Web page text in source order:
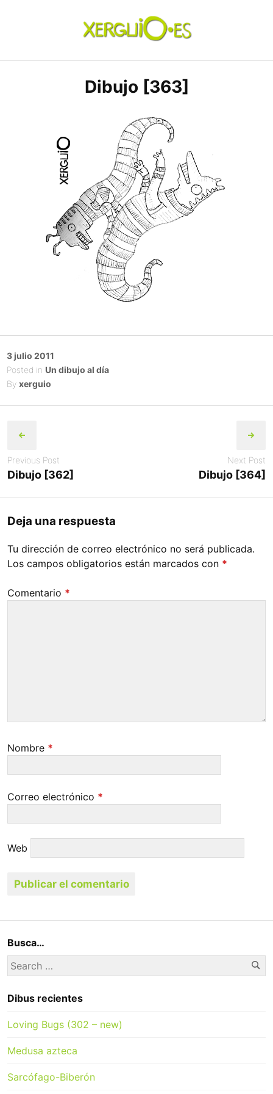
xerguio.ES | ilustración
Dibujo [363]
Posted
on
3 julio 2011
Posted in Un dibujo al día
By xerguio
navigation
Previous Post
Dibujo [362]
Next Post
Dibujo [364]
Deja una respuesta
Tu dirección de correo electrónico no será publicada.
Los campos obligatorios están marcados con *
Comentario *
Nombre *
Correo electrónico *
Web
Busca…
Search
for:
Dibus recientes
Loving Bugs (302 – new)
Medusa azteca
Sarcófago-Biberón